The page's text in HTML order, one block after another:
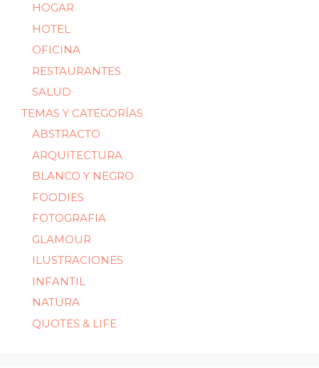
HOGAR
HOTEL
OFICINA
RESTAURANTES
SALUD
TEMAS Y CATEGORÍAS
ABSTRACTO
ARQUITECTURA
BLANCO Y NEGRO
FOODIES
FOTOGRAFIA
GLAMOUR
ILUSTRACIONES
INFANTIL
NATURA
QUOTES & LIFE